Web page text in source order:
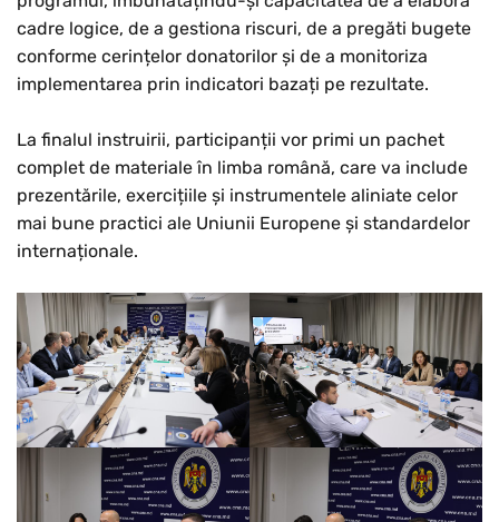
cadre logice, de a gestiona riscuri, de a pregăti bugete
conforme cerințelor donatorilor și de a monitoriza
implementarea prin indicatori bazați pe rezultate.
La finalul instruirii, participanții vor primi un pachet
complet de materiale în limba română, care va include
prezentările, exercițiile și instrumentele aliniate celor
mai bune practici ale Uniunii Europene și standardelor
internaționale.